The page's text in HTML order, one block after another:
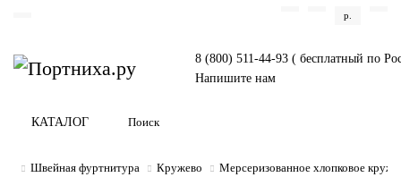
р.
8 (800) 511-44-93 ( бесплатный по
Напишите нам
КАТАЛОГ
Швейная фуртнитура Кружево Мерсеризованное хлопковое